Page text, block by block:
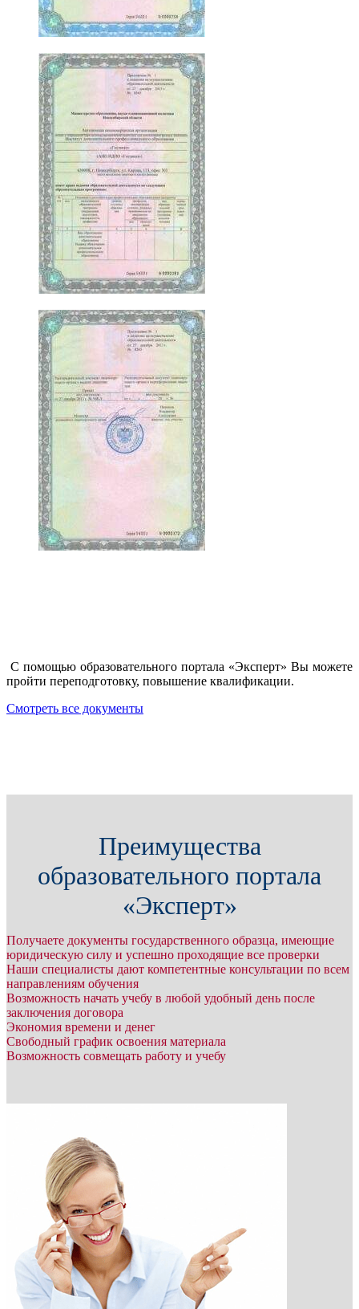
С помощью образовательного портала «Эксперт» Вы можете
пройти переподготовку, повышение квалификации.
Смотреть все документы
Преимущества
образовательного портала
«Эксперт»
Получаете документы государственного образца, имеющие
юридическую силу и успешно проходящие все проверки
Наши специалисты дают компетентные консультации по всем
направлениям обучения
Возможность начать учебу в любой удобный день после
заключения договора
Экономия времени и денег
Свободный график освоения материала
Возможность совмещать работу и учебу